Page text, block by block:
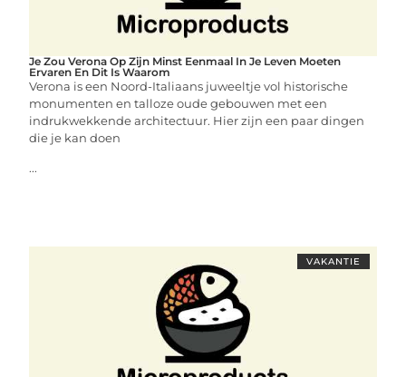
Je Zou Verona Op Zijn Minst Eenmaal In Je Leven Moeten
Ervaren En Dit Is Waarom
Verona is een Noord-Italiaans juweeltje vol historische
monumenten en talloze oude gebouwen met een
indrukwekkende architectuur. Hier zijn een paar dingen
die je kan doen
...
VAKANTIE